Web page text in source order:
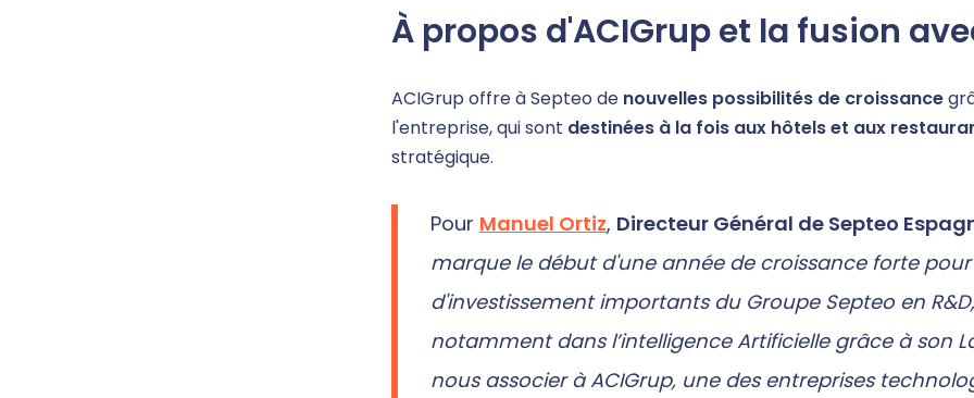
À propos d'ACIGrup et la fusion
ACIGrup offre à Septeo de nouvelles possibilités de croissance
l'entreprise, qui sont destinées à la fois aux hôtels et aux
stratégique.
Pour Manuel Ortiz, Directeur Général de Septeo
marque le début d'une année de croissance forte
d'investissement importants du Groupe Septeo en
notamment dans l’intelligence Artificielle grâce à son
nous associer à ACIGrup, une des entreprises